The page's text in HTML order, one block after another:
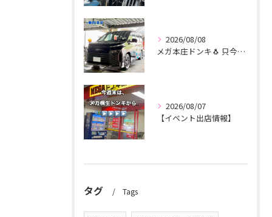
2026/08/08
メガ本庄ドンキ🐧 只今イベント出店中🎶 ヴォクシー ご新規様...
2026/08/07
【イベント出店情報】
タグ Tags